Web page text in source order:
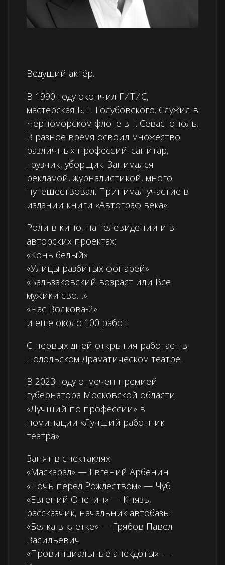
Ведущий актёр.
В 1990 году окончил ГИТИС,
мастерская Б. Г. Голубовского. Служил в
Черноморском флоте в г. Севастополь.
В разное время освоил множество
различных профессий: санитар,
грузчик, уборщик. Занимался
рекламой, журналистикой, много
путешествовал. Принимал участие в
издании книги «Автограф века».
Роли в кино, на телевидении и в
авторских проектах:
«Конь белый»
«Улицы разбитых фонарей»
«Бальзаковский возраст или Все
мужики сво…»
«Час Волкова-2»
и еще около 100 работ.
С первых дней открытия работает в
Подольском Драматическом театре.
В 2023 году отмечен премией
губернатора Московской области
«Лучший по профессии» в
номинации «Лучший работник
театра».
Занят в спектаклях:
«Маскарад» — Евгений Арбенин
«Ночь перед Рождеством» — Чуб
«Евгений Онегин» — Князь,
рассказчик, начальник автобазы
«Белка в клетке» — Грябов Павел
Васильевич
«Провинциальные анекдоты» —